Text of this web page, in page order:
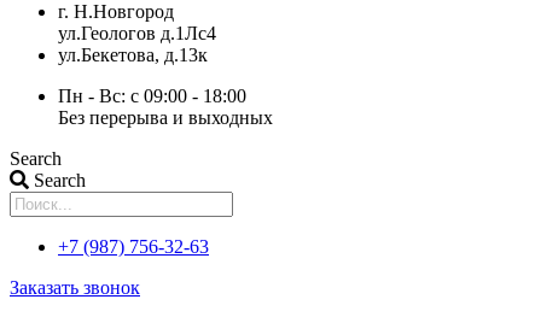
г. Н.Новгород
ул.Геологов д.1Лс4
ул.Бекетова, д.13к
Пн - Вс: с 09:00 - 18:00
Без перерыва и выходных
Search
Search
+7 (987) 756-32-63
Заказать звонок